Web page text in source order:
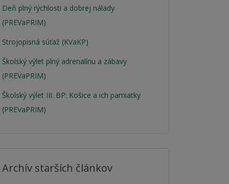
Deň plný rýchlosti a dobrej nálady
(PREVaPRIM)
Strojopisná súťaž (KVaKP)
Školský výlet plný adrenalínu a zábavy
(PREVaPRIM)
Školský výlet III. BP: Košice a ich pamiatky
(PREVaPRIM)
Archív starších článkov